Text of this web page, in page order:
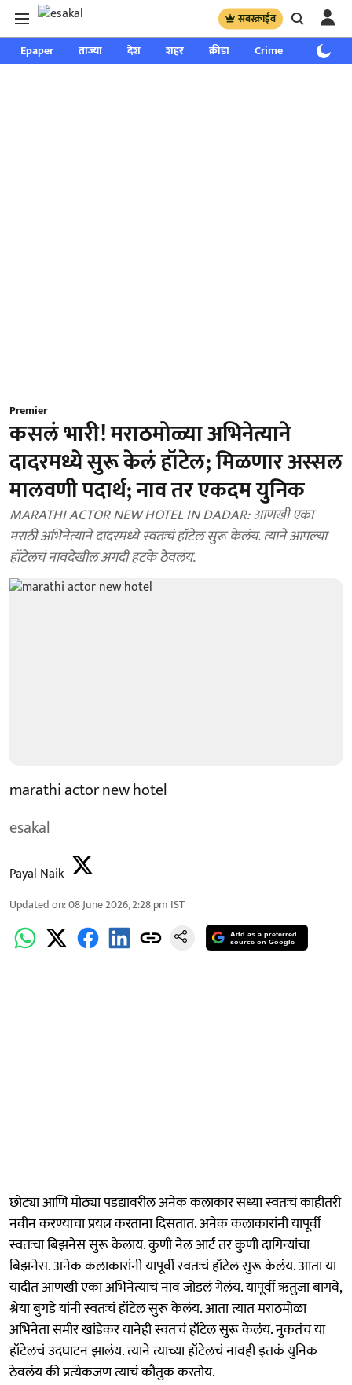
सबस्क्राईब
Epaper ताज्या देश शहर क्रीडा Crime साप्ताहिक
Premier
कसलं भारी! मराठमोळ्या अभिनेत्याने
दादरमध्ये सुरू केलं हॉटेल; मिळणार अस्सल
मालवणी पदार्थ; नाव तर एकदम युनिक
MARATHI ACTOR NEW HOTEL IN DADAR: आणखी एका
मराठी अभिनेत्याने दादरमध्ये स्वतःचं हॉटेल सुरू केलंय. त्याने आपल्या
हॉटेलचं नावदेखील अगदी हटके ठेवलंय.
marathi actor new hotel
esakal
Payal Naik
Updated on:08 June 2026, 2:28 pm IST
Add as a preferred
source on Google
छोट्या आणि मोठ्या पडद्यावरील अनेक कलाकार सध्या स्वतःचं काहीतरी
नवीन करण्याचा प्रयत्न करताना दिसतात. अनेक कलाकारांनी यापूर्वी
स्वतःचा बिझनेस सुरू केलाय. कुणी नेल आर्ट तर कुणी दागिन्यांचा
बिझनेस. अनेक कलाकारांनी यापूर्वी स्वतःचं हॉटेल सुरू केलंय. आता या
यादीत आणखी एका अभिनेत्याचं नाव जोडलं गेलंय. यापूर्वी ऋतुजा बागवे,
श्रेया बुगडे यांनी स्वतःचं हॉटेल सुरू केलंय. आता त्यात मराठमोळा
अभिनेता समीर खांडेकर यानेही स्वतःचं हॉटेल सुरू केलंय. नुकतंच या
हॉटेलचं उदघाटन झालंय. त्याने त्याच्या हॉटेलचं नावही इतकं युनिक
ठेवलंय की प्रत्येकजण त्याचं कौतुक करतोय.